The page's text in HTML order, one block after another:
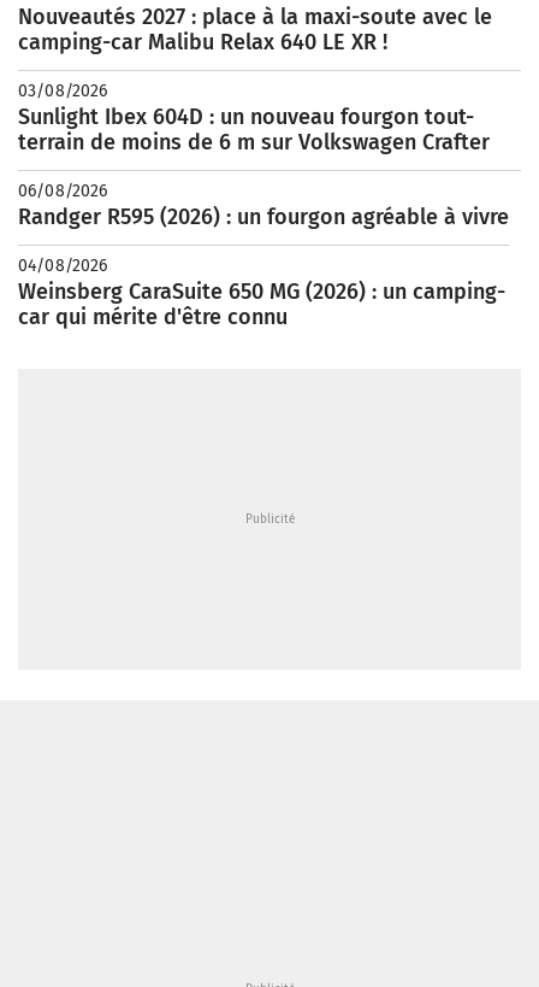
Nouveautés 2027 : place à la maxi-soute avec le
camping-car Malibu Relax 640 LE XR !
03/08/2026
Sunlight Ibex 604D : un nouveau fourgon tout-
terrain de moins de 6 m sur Volkswagen Crafter
06/08/2026
Randger R595 (2026) : un fourgon agréable à vivre
04/08/2026
Weinsberg CaraSuite 650 MG (2026) : un camping-
car qui mérite d'être connu